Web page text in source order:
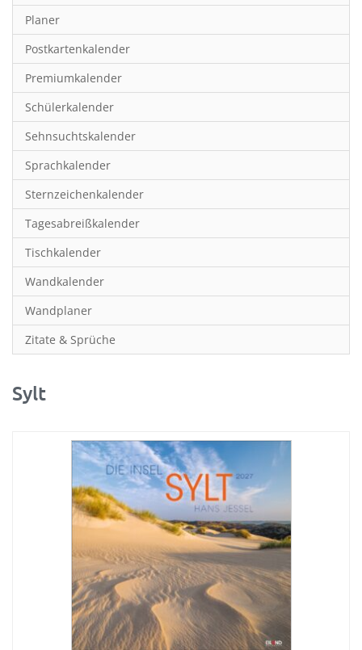
Hobby & Basteln
Humor & Cartoon
Inspiration & Entspannung
Inspiration & Spiritualität
Kinderkalender
Kunst
Länder & Städte
Landschaft & Natur
Lifestyle
Literatur
Manga & Animé
Neutrale Kalender
Partner- & Wandplaner
Planung & Organisation
Sprachkalender
Sternzeichen & Mond
Verkehr & Technik
Planer
Postkartenkalender
Premiumkalender
Schülerkalender
Sehnsuchtskalender
Sprachkalender
Sternzeichenkalender
Tagesabreißkalender
Tischkalender
Wandkalender
Wandplaner
Zitate & Sprüche
Sylt